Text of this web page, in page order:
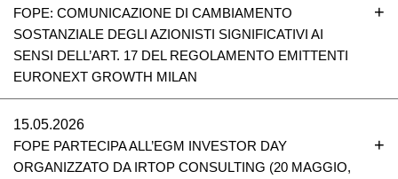
FOPE: COMUNICAZIONE DI CAMBIAMENTO
SOSTANZIALE DEGLI AZIONISTI SIGNIFICATIVI AI
SENSI DELL’ART. 17 DEL REGOLAMENTO EMITTENTI
EURONEXT GROWTH MILAN
15.05.2026
FOPE PARTECIPA ALL’EGM INVESTOR DAY
ORGANIZZATO DA IRTOP CONSULTING (20 MAGGIO,